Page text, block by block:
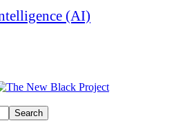
(AI)